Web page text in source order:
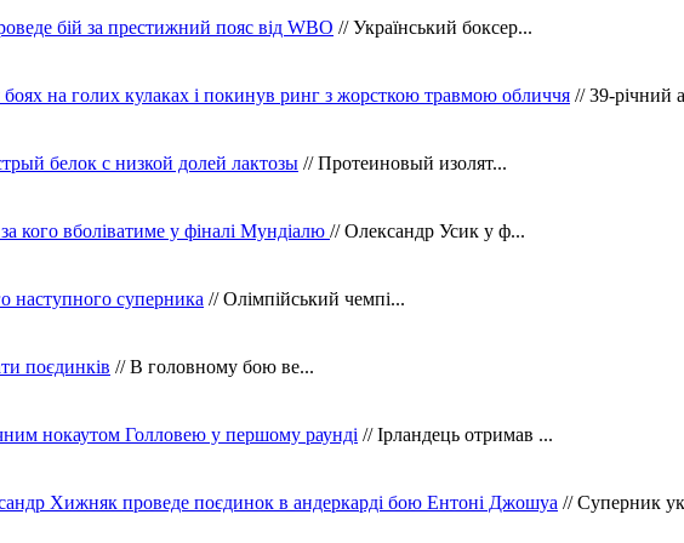
бій за престижний пояс від WBO // Український боксер...
на голих кулаках і покинув ринг з жорсткою травмою обличчя // 39-річний
белок с низкой долей лактозы // Протеиновый изолят...
кого вболіватиме у фіналі Мундіалю // Олександр Усик у ф...
наступного суперника // Олімпійський чемпі...
поєдинків // В головному бою ве...
нокаутом Голловею у першому раунді // Ірландець отримав ...
Хижняк проведе поєдинок в андеркарді бою Ентоні Джошуа // Суперник